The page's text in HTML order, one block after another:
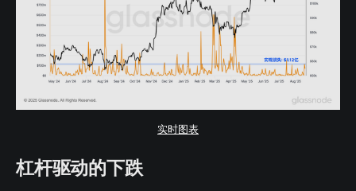
实时图表
杠杆驱动的下跌